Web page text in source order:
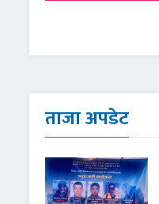
ताजा अपडेट